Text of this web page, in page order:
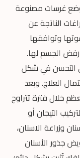
وضع غرسات مصنوعة
الناتجة عن
وتوافقها
رفض الجسم لها.
في شكل
العلاج. وبعد
خلال فترة تتراوح
لتركيب التيجان أو
وزراعة الاسنان،
جذور الأسنان